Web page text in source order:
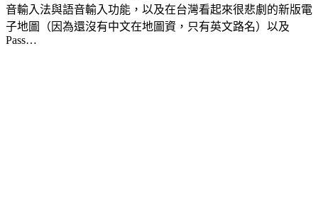
音輸入法與語音輸入功能，以及在台灣看起來很悲劇的新版電
子地圖（因為還沒有中文在地圖資，只有英文路名）以及
Pass…